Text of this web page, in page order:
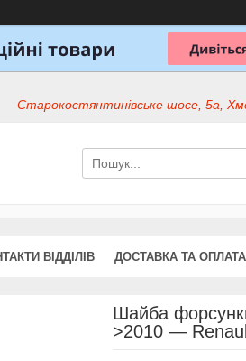
Старокостянтинівське шосе, 5а,
ВІДДІЛІВ ДОСТАВКА ТА ОПЛАТА
Шайба
>2010 —